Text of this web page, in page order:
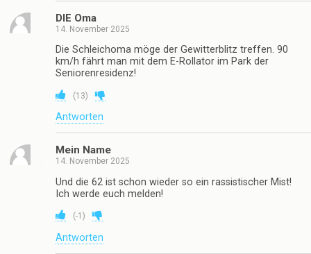
DIE Oma
14. November 2025
Die Schleichoma möge der Gewitterblitz treffen. 90
km/h fährt man mit dem E-Rollator im Park der
Seniorenresidenz!
(13)
Antworten
Mein Name
14. November 2025
Und die 62 ist schon wieder so ein rassistischer Mist!
Ich werde euch melden!
(-1 )
Antworten